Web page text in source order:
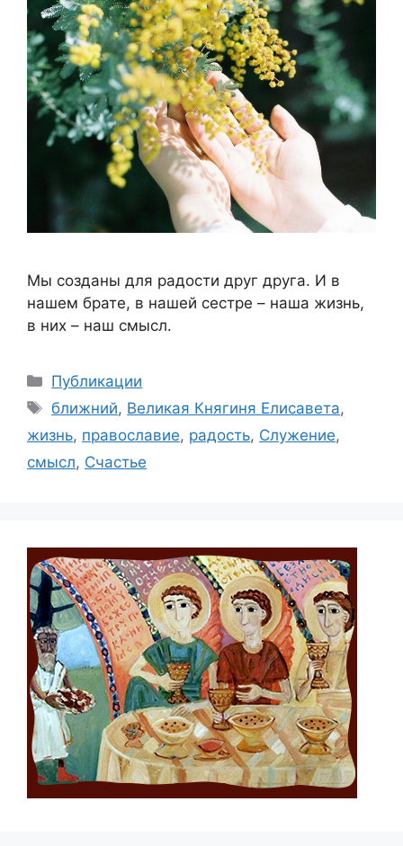
Мы созданы для радости друг друга. И в
нашем брате, в нашей сестре – наша жизнь,
в них – наш смысл.
Рубрики
Публикации
Метки
ближний, Великая Княгиня Елисавета,
жизнь, православие, радость, Служение,
смысл, Счастье